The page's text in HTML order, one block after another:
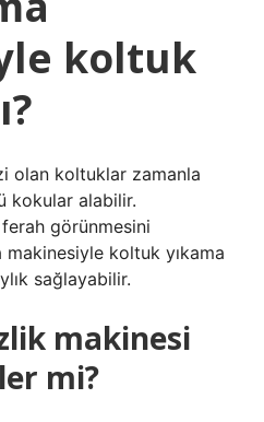
koltuk
olan koltuklar zamanla
kokular alabilir.
ferah görünmesini
makinesiyle koltuk yıkama
sağlayabilir.
makinesi
mi?